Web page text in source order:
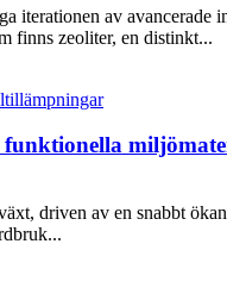
iterationen av avancerade
finns zeoliter, en distinkt...
driven av en snabbt